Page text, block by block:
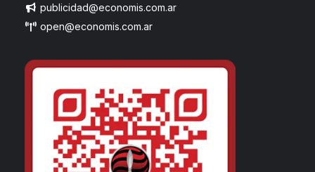
publicidad@economis.com.ar
open@economis.com.ar